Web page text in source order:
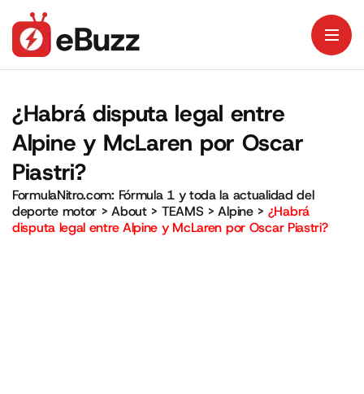
¿Habrá disputa legal entre
Alpine y McLaren por Oscar
Piastri?
FormulaNitro.com: Fórmula 1 y toda la actualidad del
deporte motor >About> TEAMS >Alpine> ¿Habrá
disputa legal entre Alpine y McLaren por Oscar Piastri?